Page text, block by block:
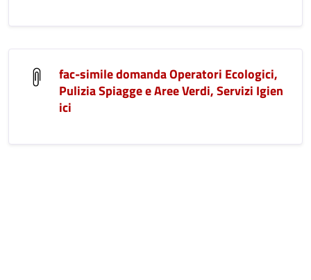
fac-simile domanda Operatori Ecologici,
Pulizia Spiagge e Aree Verdi, Servizi Igien
ici